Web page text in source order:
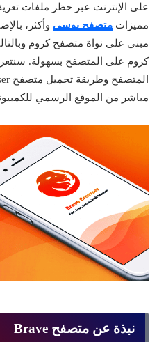
على الإنترنت عبر حظر ملفات
مميزات متصفح يوسي
مبني على نواة متصفح كروم
كروم على المتصفح بسهولة.
مباشر من الموقع الرسمي
نبذة عن متصفح Brave